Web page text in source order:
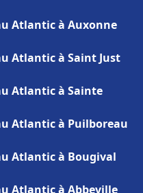
Atlantic à Auxonne
Atlantic à Saint Just
Atlantic à Sainte
Atlantic à Puilboreau
Atlantic à Bougival
Atlantic à Abbeville